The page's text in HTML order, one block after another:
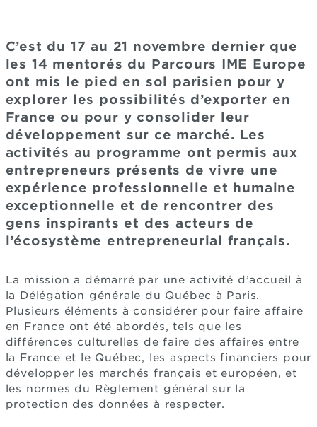
C’est du 17 au 21 novembre dernier que
les 14 mentorés du Parcours IME Europe
ont mis le pied en sol parisien pour y
explorer les possibilités d’exporter en
France ou pour y consolider leur
développement sur ce marché. Les
activités au programme ont permis aux
entrepreneurs présents de vivre une
expérience professionnelle et humaine
exceptionnelle et de rencontrer des
gens inspirants et des acteurs de
l’écosystème entrepreneurial français.
La mission a démarré par une activité d’accueil à
la Délégation générale du Québec à Paris.
Plusieurs éléments à considérer pour faire affaire
en France ont été abordés, tels que les
différences culturelles de faire des affaires entre
la France et le Québec, les aspects financiers pour
développer les marchés français et européen, et
les normes du Règlement général sur la
protection des données à respecter.